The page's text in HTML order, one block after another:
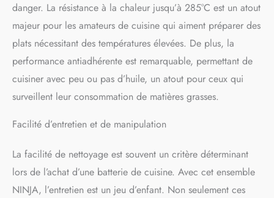
GARANTIE DE 5 ANS*
(*La céramique à durée de
vie prolongée de Ninja est
entièrement garantie par
Ninja pour maintenir des
performances antiadhésives
pendant 5 ans
(lorsqu'utilisée comme
danger. La résistance à la chaleur jusqu’à 285°C est un atout
majeur pour les amateurs de cuisine qui aiment préparer des
plats nécessitant des températures élevées. De plus, la
performance antiadhérente est remarquable, permettant de
cuisiner avec peu ou pas d’huile, un atout pour ceux qui
surveillent leur consommation de matières grasses.
Facilité d’entretien et de manipulation
La facilité de nettoyage est souvent un critère déterminant
lors de l’achat d’une batterie de cuisine. Avec cet ensemble
NINJA, l’entretien est un jeu d’enfant. Non seulement ces